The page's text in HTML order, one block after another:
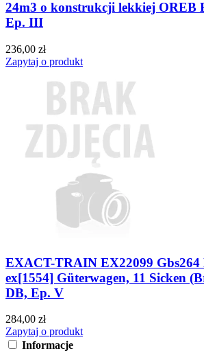
24m3 o konstrukcji lekkiej OREB
Ep. III
236,00 zł
Zapytaj o produkt
EXACT-TRAIN EX22099 Gbs264
ex[1554] Güterwagen, 11 Sicken
DB, Ep. V
284,00 zł
Zapytaj o produkt
Informacje